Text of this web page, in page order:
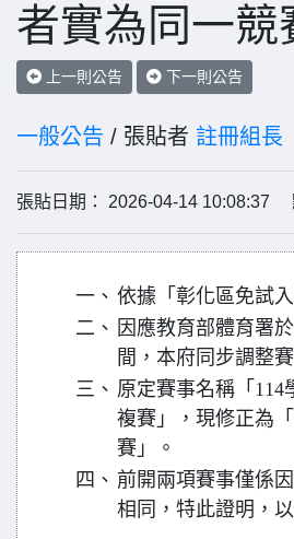
者實為同一競
上一則公告 下一則公告
一般公告 / 張貼者 註冊組長
張貼日期： 2026-04-14 10:08:37
一、 依據「彰化區免試
二、 因應教育部體育署
間，本府同步調整
三、 原定賽事名稱「
複賽」，現修正為
賽」。
四、 前開兩項賽事僅係
相同，特此證明，